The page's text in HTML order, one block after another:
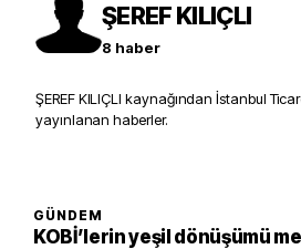
ŞEREF KILIÇLI
8 haber
ŞEREF KILIÇLI kaynağından İstanbul
yayınlanan haberler.
GÜNDEM
KOBİ’lerin yeşil dönüşümü